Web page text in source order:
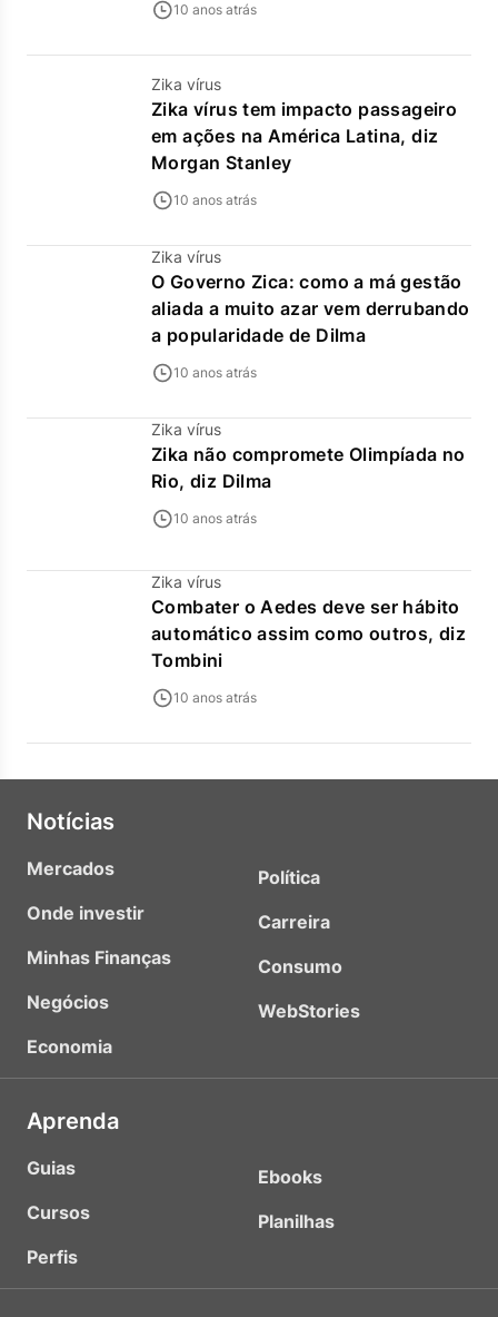
10 anos atrás
Zika vírus
Zika vírus tem impacto passageiro
em ações na América Latina, diz
Morgan Stanley
10 anos atrás
Zika vírus
O Governo Zica: como a má gestão
aliada a muito azar vem derrubando
a popularidade de Dilma
10 anos atrás
Zika vírus
Zika não compromete Olimpíada no
Rio, diz Dilma
10 anos atrás
Zika vírus
Combater o Aedes deve ser hábito
automático assim como outros, diz
Tombini
10 anos atrás
Notícias
Mercados
Onde investir
Minhas Finanças
Negócios
Economia
Política
Carreira
Consumo
WebStories
Aprenda
Guias
Cursos
Perfis
Ebooks
Planilhas